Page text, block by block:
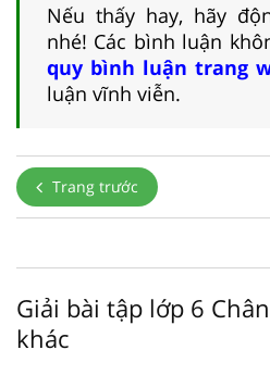
Nếu thấy hay, hãy
nhé! Các bình luận
quy bình luận trang
luận vĩnh viễn.
Trang trước
Giải bài tập lớp 6
khác